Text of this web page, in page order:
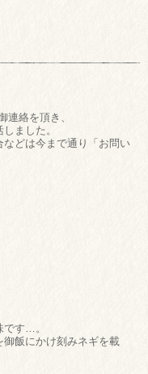
連絡を頂き、
ました。
どは今まで通り「お問い
です…。
飯にかけ刻みネギを載